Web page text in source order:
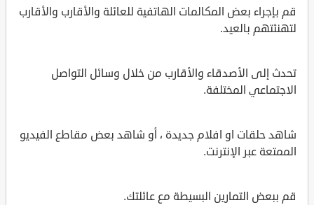
قم بإجراء بعض المكالمات الهاتفية للعائلة والأقارب والأقارب
لتهنئتهم بالعيد.
تحدث إلى الأصدقاء والأقارب من خلال وسائل التواصل
الاجتماعي المختلفة.
شاهد حلقات او افلام جديدة ، أو شاهد بعض مقاطع الفيديو
الممتعة عبر الإنترنت.
قم ببعض التمارين البسيطة مع عائلتك.